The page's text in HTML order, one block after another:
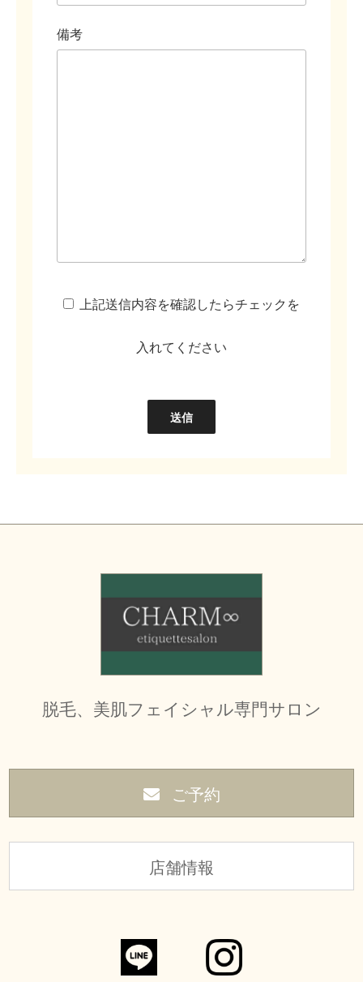
備考
上記送信内容を確認したらチェックを
入れてください
脱毛、美肌フェイシャル専門サロン
ご予約
店舗情報